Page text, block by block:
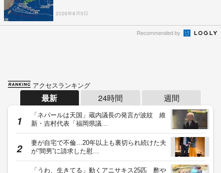
2026年8月5日
Recommended by
アクセスランキング
最新 24時間 週間
「ネパールは天国」蔵内議長の発言が波紋 維
新・吉村代表「福岡県議…
妻が自宅で不倫…20年以上も裏切られ続けた夫
が“間男”に請求した慰…
「うわ、生きてる」動くアニサキス25匹 酢や